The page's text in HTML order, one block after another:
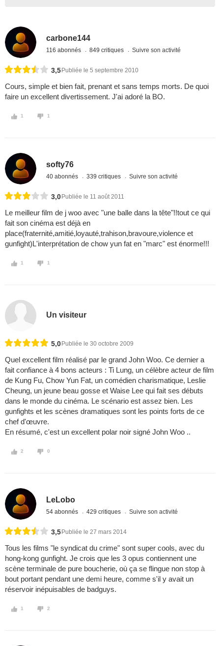
carbone144
116 abonnés 849 critiques Suivre son activité
3,5 Publiée le 5 septembre 2010
Cours, simple et bien fait, prenant et sans temps morts. De quoi
faire un excellent divertissement. J'ai adoré la BO.
1 1
softy76
40 abonnés 339 critiques Suivre son activité
3,0 Publiée le 11 août 2011
Le meilleur film de j woo avec "une balle dans la tête"!!tout ce qui
fait son cinéma est déjà en
place(fraternité,amitié,loyauté,trahison,bravoure,violence et
gunfight)L'interprétation de chow yun fat en "marc" est énorme!!!
1 1
Un visiteur
5,0 Publiée le 30 octobre 2009
Quel excellent film réalisé par le grand John Woo. Ce dernier a
fait confiance à 4 bons acteurs : Ti Lung, un célèbre acteur de film
de Kung Fu, Chow Yun Fat, un comédien charismatique, Leslie
Cheung, un jeune beau gosse et Waise Lee qui fait ses débuts
dans le monde du cinéma. Le scénario est assez bien. Les
gunfights et les scènes dramatiques sont les points forts de ce
chef d'œuvre.
En résumé, c'est un excellent polar noir signé John Woo ..
2 0
LeLobo
54 abonnés 429 critiques Suivre son activité
3,5 Publiée le 27 mars 2014
Tous les films "le syndicat du crime" sont super cools, avec du
hong-kong gunfight. Je crois que les 3 opus contiennent une
scène terminale de pure boucherie, où ça se flingue non stop à
bout portant pendant une demi heure, comme s'il y avait un
réservoir inépuisables de badguys.
1 2